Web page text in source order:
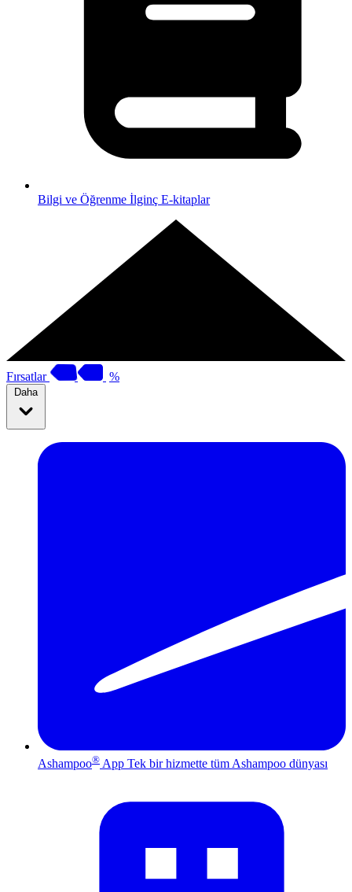
Bilgi ve Öğrenme İlginç E-kitaplar
Fırsatlar %
Daha
Ashampoo® App Tek bir hizmette tüm Ashampoo dünyası